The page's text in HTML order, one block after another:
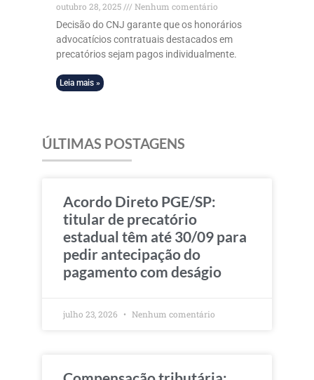
outubro 28, 2025
Nenhum comentário
Decisão do CNJ garante que os honorários
advocatícios contratuais destacados em
precatórios sejam pagos individualmente.
Leia mais »
ÚLTIMAS POSTAGENS
Acordo Direto PGE/SP:
titular de precatório
estadual têm até 30/09 para
pedir antecipação do
pagamento com deságio
julho 23, 2026 Nenhum comentário